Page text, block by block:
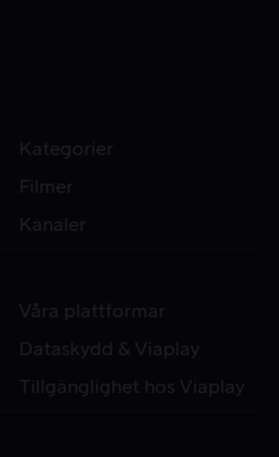
Kategorier
Filmer
Kanaler
Våra plattformar
Dataskydd & Viaplay
Tillgänglighet hos Viaplay